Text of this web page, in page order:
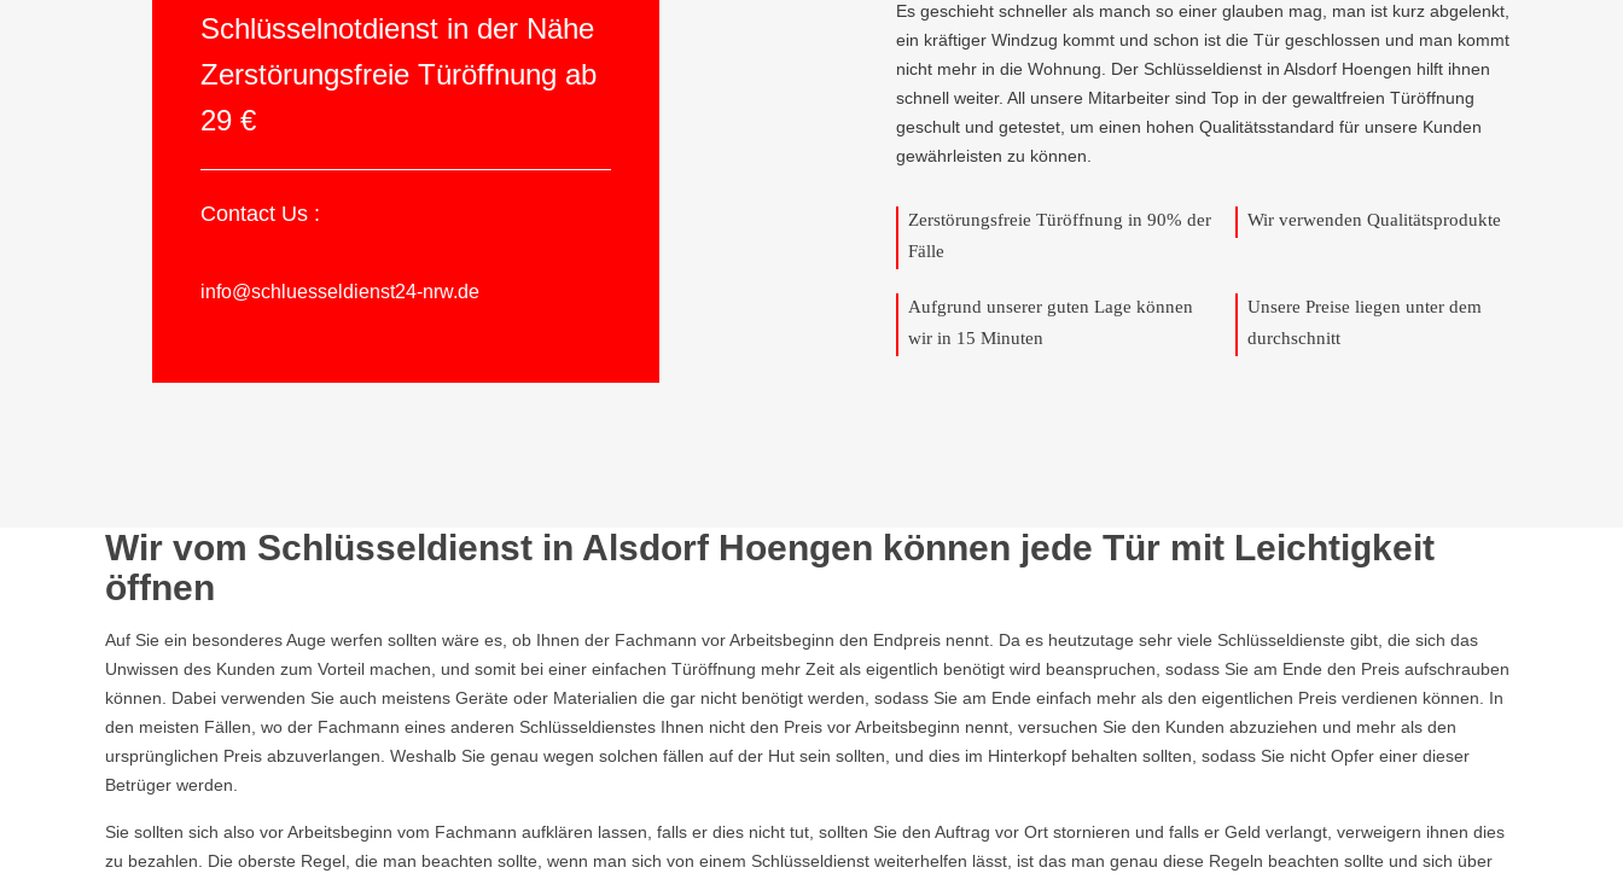
Schlüsselnotdienst in der Nähe
Zerstörungsfreie Türöffnung ab
29 €
Contact Us :
info@schluesseldienst24-nrw.de
Es geschieht schneller als manch so einer glauben mag, man ist kurz abgelenkt,
ein kräftiger Windzug kommt und schon ist die Tür geschlossen und man kommt
nicht mehr in die Wohnung. Der Schlüsseldienst in Alsdorf Hoengen hilft ihnen
schnell weiter. All unsere Mitarbeiter sind Top in der gewaltfreien Türöffnung
geschult und getestet, um einen hohen Qualitätsstandard für unsere Kunden
gewährleisten zu können.
Zerstörungsfreie Türöffnung in 90% der
Fälle
Wir verwenden Qualitätsprodukte
Aufgrund unserer guten Lage können
wir in 15 Minuten
Unsere Preise liegen unter dem
durchschnitt
Wir vom Schlüsseldienst in Alsdorf Hoengen können jede Tür mit Leichtigkeit
öffnen
Auf Sie ein besonderes Auge werfen sollten wäre es, ob Ihnen der Fachmann vor Arbeitsbeginn den Endpreis nennt. Da es heutzutage sehr viele Schlüsseldienste gibt, die sich das
Unwissen des Kunden zum Vorteil machen, und somit bei einer einfachen Türöffnung mehr Zeit als eigentlich benötigt wird beanspruchen, sodass Sie am Ende den Preis aufschrauben
können. Dabei verwenden Sie auch meistens Geräte oder Materialien die gar nicht benötigt werden, sodass Sie am Ende einfach mehr als den eigentlichen Preis verdienen können. In
den meisten Fällen, wo der Fachmann eines anderen Schlüsseldienstes Ihnen nicht den Preis vor Arbeitsbeginn nennt, versuchen Sie den Kunden abzuziehen und mehr als den
ursprünglichen Preis abzuverlangen. Weshalb Sie genau wegen solchen fällen auf der Hut sein sollten, und dies im Hinterkopf behalten sollten, sodass Sie nicht Opfer einer dieser
Betrüger werden.
Sie sollten sich also vor Arbeitsbeginn vom Fachmann aufklären lassen, falls er dies nicht tut, sollten Sie den Auftrag vor Ort stornieren und falls er Geld verlangt, verweigern ihnen dies
zu bezahlen. Die oberste Regel, die man beachten sollte, wenn man sich von einem Schlüsseldienst weiterhelfen lässt, ist das man genau diese Regeln beachten sollte und sich über